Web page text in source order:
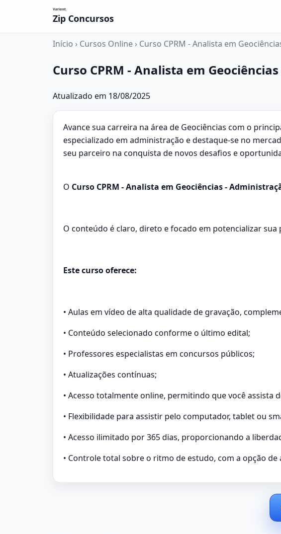
Zip Concursos
Início › Cursos Online › Curso CPRM - Analista em
Curso CPRM - Analista em
Atualizado em 18/08/2025
Avance sua carreira na área de Geociências com o
especializado em administração e destaque-se no
seu parceiro na conquista de novos desafios e
O Curso CPRM - Analista em Geociências -
O conteúdo é claro, direto e focado em potencializar sua
Este curso oferece:
• Aulas em vídeo de alta qualidade de gravação,
• Conteúdo selecionado conforme o último edital;
• Professores especialistas em concursos públicos;
• Atualizações contínuas;
• Acesso totalmente online, permitindo que você assista
• Flexibilidade para assistir pelo computador, tablet ou
• Acesso ilimitado por 365 dias, proporcionando a
• Controle total sobre o ritmo de estudo, com a opção